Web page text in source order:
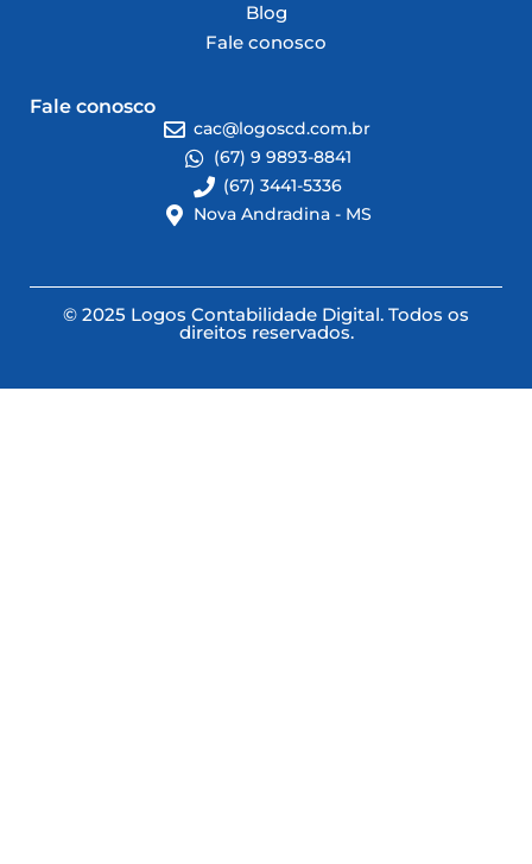
Blog
Fale conosco
Fale conosco
cac@logoscd.com.br
(67) 9 9893-8841
(67) 3441-5336
Nova Andradina - MS
© 2025 Logos Contabilidade Digital. Todos os
direitos reservados.